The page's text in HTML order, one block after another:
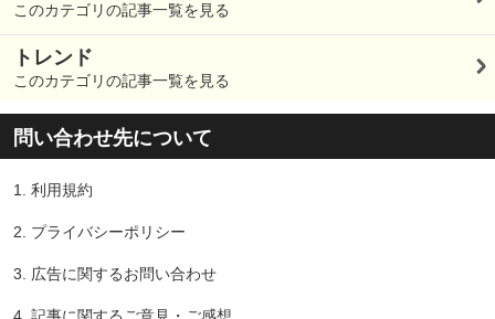
このカテゴリの記事一覧を見る
トレンド
このカテゴリの記事一覧を見る
問い合わせ先について
1. 利用規約
2. プライバシーポリシー
3. 広告に関するお問い合わせ